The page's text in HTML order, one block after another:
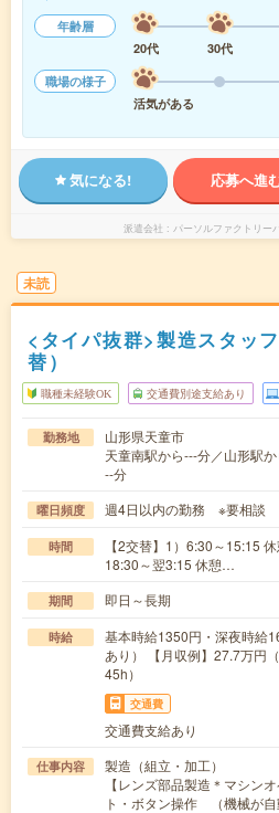
年齢層
20代
30代
職場の様子
活気がある
気になる! 応募へ進
派遣会社 パーソルファクトリー
未読
<タイパ抜群>製造スタッ
替）
職種未経験OK 交通費別途支給あり
勤務地
山形県天童市
天童南駅から---分／山形駅
--分
曜日頻度 週4日以内の勤務 ※要相談
時間
【2交替】1）6:30～15:15
18:30～翌3:15 休憩…
期間 即日～長期
時給
基本時給1350円・深夜時給
あり） 【月収例】27.7万円
45h）
交通費
交通費支給あり
仕事内容
製造（組立・加工）
【レンズ部品製造＊マシン
ト・ボタン操作 （機械が